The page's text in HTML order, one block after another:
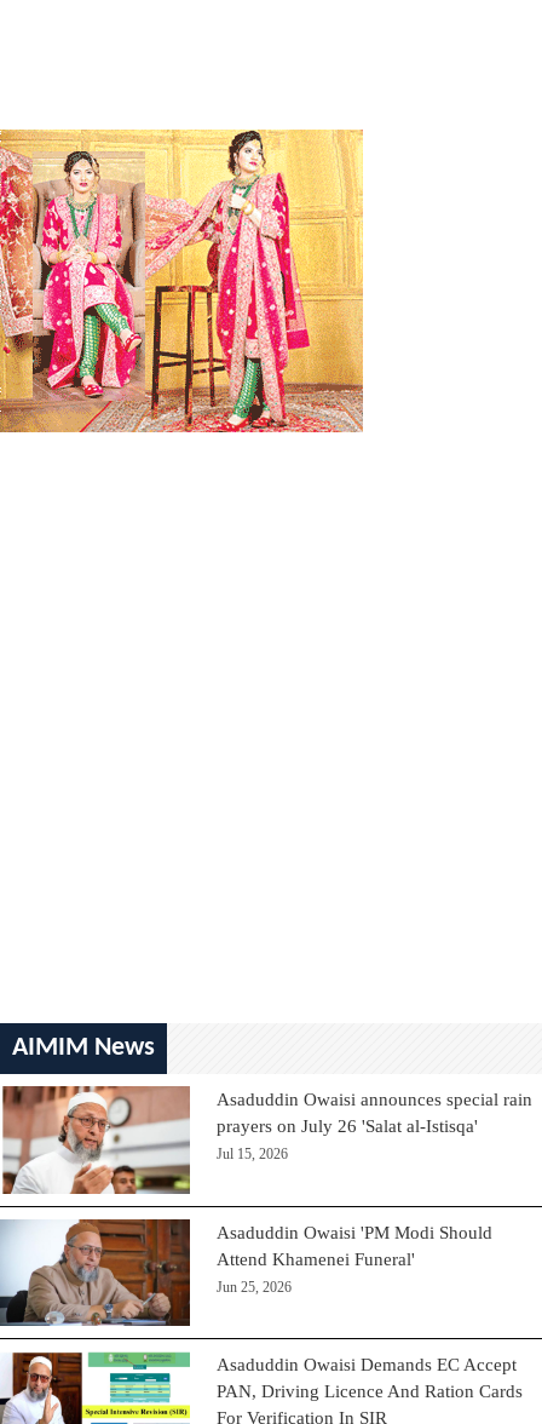
AIMIM News
Asaduddin Owaisi announces special rain
prayers on July 26 'Salat al-Istisqa'
Jul 15, 2026
Asaduddin Owaisi 'PM Modi Should
Attend Khamenei Funeral'
Jun 25, 2026
Asaduddin Owaisi Demands EC Accept
PAN, Driving Licence And Ration Cards
For Verification In SIR